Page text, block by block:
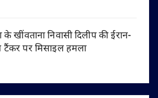
के खींवताना निवासी दिलीप की ईरान-
पर मिसाइल हमला